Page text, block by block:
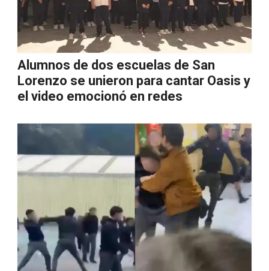
Alumnos de dos escuelas de San
Lorenzo se unieron para cantar Oasis y
el video emocionó en redes